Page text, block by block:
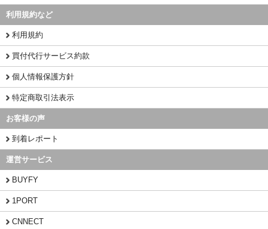
利用規約など
利用規約
買付代行サービス約款
個人情報保護方針
特定商取引法表示
お客様の声
到着レポート
運営サービス
BUYFY
1PORT
CNNECT